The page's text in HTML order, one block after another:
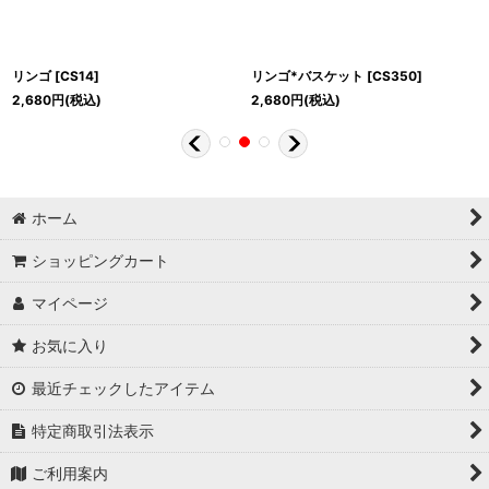
リンゴ [CS14]
2,680円(税込)
リンゴ*バスケット [CS350]
2,680円(税込)
ホーム
ショッピングカート
マイページ
お気に入り
最近チェックしたアイテム
特定商取引法表示
ご利用案内